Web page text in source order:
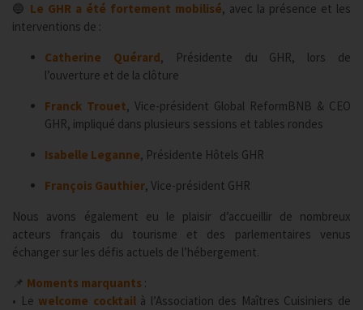
🔵 Le GHR a été fortement mobilisé, avec la présence et les
interventions de :
Catherine Quérard, Présidente du GHR, lors de
l’ouverture et de la clôture
Franck Trouet, Vice-président Global ReformBNB & CEO
GHR, impliqué dans plusieurs sessions et tables rondes
Isabelle Leganne, Présidente Hôtels GHR
François Gauthier, Vice-président GHR
Nous avons également eu le plaisir d’accueillir de nombreux
acteurs français du tourisme et des parlementaires venus
échanger sur les défis actuels de l’hébergement.
📌 Moments marquants :
• Lewelcome cocktailà l’Association des Maîtres Cuisiniers de